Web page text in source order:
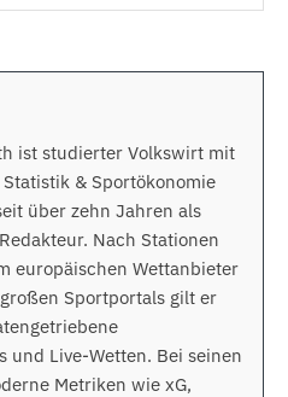
ist studierter Volkswirt mit
& Sportökonomie
über zehn Jahren als
Nach Stationen
europäischen Wettanbieter
Sportportals gilt er
und Live-Wetten. Bei seinen
Metriken wie xG,